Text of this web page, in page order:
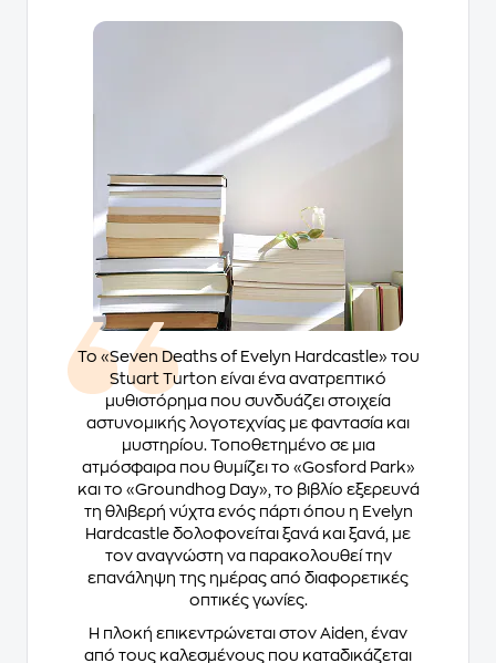
Το «Seven Deaths of Evelyn Hardcastle» του
Stuart Turton είναι ένα ανατρεπτικό
μυθιστόρημα που συνδυάζει στοιχεία
αστυνομικής λογοτεχνίας με φαντασία και
μυστηρίου. Τοποθετημένο σε μια
ατμόσφαιρα που θυμίζει το «Gosford Park»
και το «Groundhog Day», το βιβλίο εξερευνά
τη θλιβερή νύχτα ενός πάρτι όπου η Evelyn
Hardcastle δολοφονείται ξανά και ξανά, με
τον αναγνώστη να παρακολουθεί την
επανάληψη της ημέρας από διαφορετικές
οπτικές γωνίες.
Η πλοκή επικεντρώνεται στον Aiden, έναν
από τους καλεσμένους που καταδικάζεται